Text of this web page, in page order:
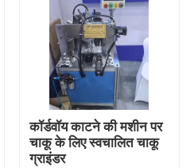
कॉर्डवॉय काटने की मशीन पर
चाकू के लिए स्वचालित चाकू
ग्राइंडर